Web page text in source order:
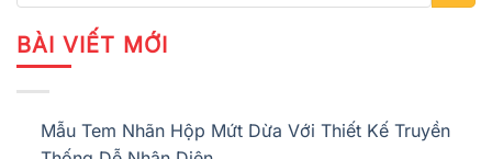
BÀI VIẾT MỚI
Mẫu Tem Nhãn Hộp Mứt Dừa Với Thiết Kế Truyền